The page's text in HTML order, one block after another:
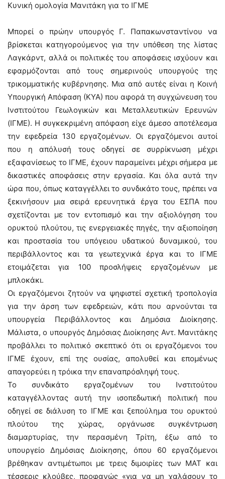
Κυνική ομολογία Μανιτάκη για το ΙΓΜΕ
Μπορεί ο πρώην υπουργός Γ. Παπακωνσταντίνου να
βρίσκεται κατηγορούμενος για την υπόθεση της λίστας
Λαγκάρντ, αλλά οι πολιτικές του αποφάσεις ισχύουν και
εφαρμόζονται από τους σημερινούς υπουργούς της
τρικομματικής κυβέρνησης. Μια από αυτές είναι η Κοινή
Υπουργική Απόφαση (ΚΥΑ) που αφορά τη συγχώνευση του
Ινστιτούτου Γεωλογικών και Μεταλλευτικών Ερευνών
(ΙΓΜΕ). Η συγκεκριμένη απόφαση είχε άμεσο αποτέλεσμα
την εφεδρεία 130 εργαζομένων. Οι εργαζόμενοι αυτοί
που η απόλυσή τους οδηγεί σε συρρίκνωση μέχρι
εξαφανίσεως το ΙΓΜΕ, έχουν παραμείνει μέχρι σήμερα με
δικαστικές αποφάσεις στην εργασία. Και όλα αυτά την
ώρα που, όπως καταγγέλλει το συνδικάτο τους, πρέπει να
ξεκινήσουν μια σειρά ερευνητικά έργα του ΕΣΠΑ που
σχετίζονται με τον εντοπισμό και την αξιολόγηση του
ορυκτού πλούτου, τις ενεργειακές πηγές, την αξιοποίηση
και προστασία του υπόγειου υδατικού δυναμικού, του
περιβάλλοντος και τα γεωτεχνικά έργα και το ΙΓΜΕ
ετοιμάζεται για 100 προσλήψεις εργαζομένων με
μπλοκάκι.
Οι εργαζόμενοι ζητούν να ψηφιστεί σχετική τροπολογία
για την άρση των εφεδρειών, κάτι που αρνούνται τα
υπουργεία Περιβάλλοντος και Δημόσια Διοίκησης.
Μάλιστα, ο υπουργός Δημόσιας Διοίκησης Αντ. Μανιτάκης
προβάλλει το πολιτικό σκεπτικό ότι οι εργαζόμενοι του
ΙΓΜΕ έχουν, επί της ουσίας, απολυθεί και επομένως
απαγορεύει η τρόικα την επαναπρόσληψή τους.
Το συνδικάτο εργαζομένων του Ινστιτούτου
καταγγέλλοντας αυτή την ισοπεδωτική πολιτική που
οδηγεί σε διάλυση το ΙΓΜΕ και ξεπούλημα του ορυκτού
πλούτου της χώρας, οργάνωσε συγκέντρωση
διαμαρτυρίας, την περασμένη Τρίτη, έξω από το
υπουργείο Δημόσιας Διοίκησης, όπου 60 εργαζόμενοι
βρέθηκαν αντιμέτωποι με τρεις διμοιρίες των ΜΑΤ και
τέσσερις κλούβες, προφανώς «για να μη χαλάσουν το